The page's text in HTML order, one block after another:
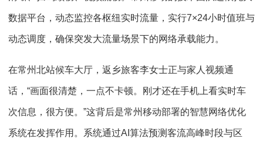
数据平台，动态监控各枢纽实时流量，实行7×24小时值班与
动态调度，确保突发大流量场景下的网络承载能力。
在常州北站候车大厅，返乡旅客李女士正与家人视频通
话，“画面很清楚，一点不卡顿。刚才还在手机上看实时车
次信息，很方便。”这背后是常州移动部署的智慧网络优化
系统在发挥作用。系统通过AI算法预测客流高峰时段与区